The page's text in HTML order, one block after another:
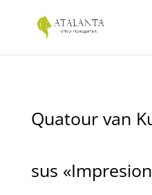
Quatour van
sus